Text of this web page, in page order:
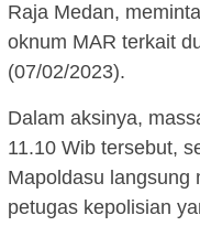
Raja Medan,
oknum MAR terkait
(07/02/2023).
Dalam aksinya,
11.10 Wib tersebut,
Mapoldasu langsung
petugas kepolisian